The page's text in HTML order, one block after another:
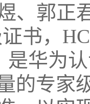
、郭正
书，
是华为
的专家